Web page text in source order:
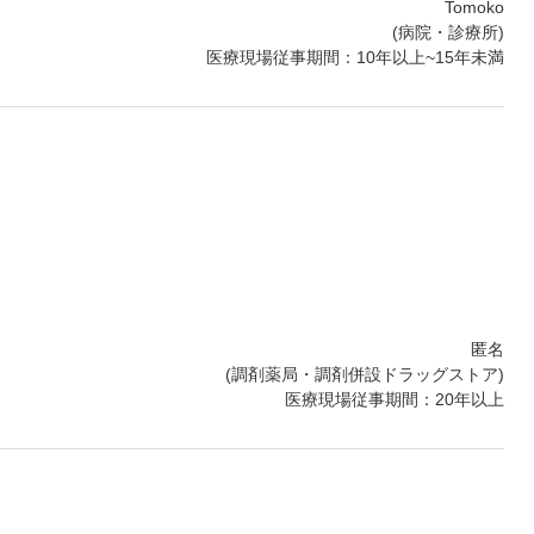
Tomoko
(病院・診療所)
医療現場従事期間：10年以上~15年未満
匿名
(調剤薬局・調剤併設ドラッグストア)
医療現場従事期間：20年以上